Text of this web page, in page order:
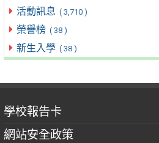
活動訊息 ( 3,710 )
榮譽榜 ( 38 )
新生入學 ( 38 )
學校報告卡
網站安全政策